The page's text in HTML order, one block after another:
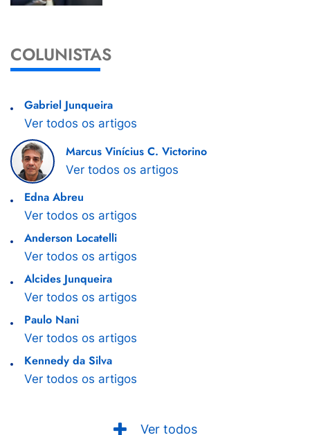
COLUNISTAS
Gabriel Junqueira
Ver todos os artigos
Marcus Vinícius C. Victorino
Ver todos os artigos
Edna Abreu
Ver todos os artigos
Anderson Locatelli
Ver todos os artigos
Alcides Junqueira
Ver todos os artigos
Paulo Nani
Ver todos os artigos
Kennedy da Silva
Ver todos os artigos
Ver todos